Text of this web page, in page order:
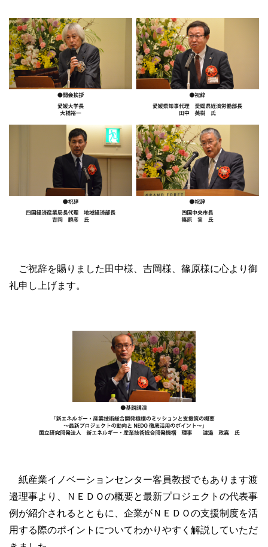
ご祝辞を賜りました田中様、吉岡様、篠原様に心より御
礼申し上げます。
紙産業イノベーションセンター客員教授でもあります渡
邉理事より、ＮＥＤＯの概要と最新プロジェクトの代表事
例が紹介されるとともに、企業がＮＥＤＯの支援制度を活
用する際のポイントについてわかりやすく解説していただ